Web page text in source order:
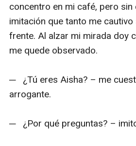
concentro en mi café, pero sin
imitación que tanto me
frente. Al alzar mi mirada doy
me quede observado.
─   ¿Tú eres Aisha? – me
arrogante.
─   ¿Por qué preguntas? –